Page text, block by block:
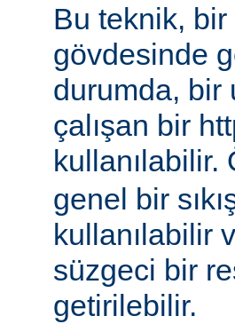
Bu teknik, bir
gövdesinde
durumda, bir
çalışan bir
kullanılabilir.
genel bir
kullanılabilir
süzgeci bir
getirilebilir.